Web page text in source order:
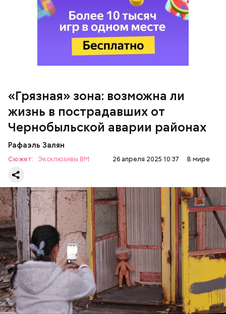
«Грязная» зона: возможна ли
жизнь в пострадавших от
Чернобыльской аварии районах
Рафаэль Залян
Сюжет: Эксклюзивы ВМ 26 апреля 2025 10:37 В мире
— Протяженность зоны отчуждения составляет
примерно 30 километров. Включает она несколько
районов Гомельской области. Понятное дело, что
территория под защитой, здесь строгий
пропускной режим и круглосуточное наблюдение,
— отметил Бабич.
Так как расстояния большие, экскурсионные
группы преодолевают первые 15 километров на
автобусе. Проезжают вглубь леса, пробираясь по
одичавшим местам, где начинается самая «грязная»
зона.
БЕЛАРУСЬ ЧЕРНОБЫЛЬ